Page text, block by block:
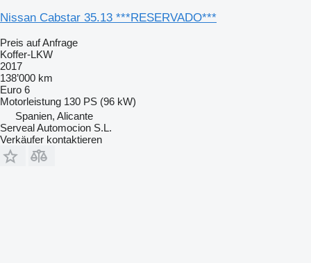
Nissan Cabstar 35.13 ***RESERVADO***
Preis auf Anfrage
Koffer-LKW
2017
138’000 km
Euro 6
Motorleistung 130 PS (96 kW)
Spanien, Alicante
Serveal Automocion S.L.
Verkäufer kontaktieren